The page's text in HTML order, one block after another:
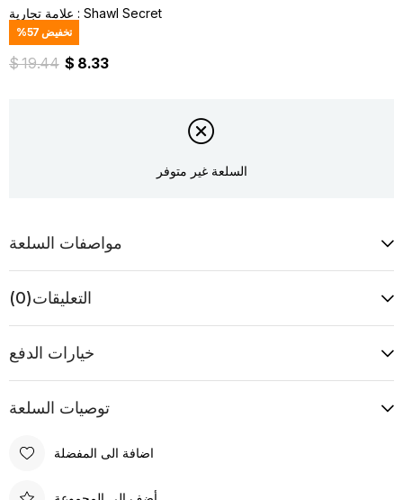
علامة تجارية : Shawl Secret
%57 تخفيض
$ 19.44 $ 8.33
السلعة غير متوفر
مواصفات السلعة
التعليقات(0)
خيارات الدفع
توصيات السلعة
اضافة الى المفضلة